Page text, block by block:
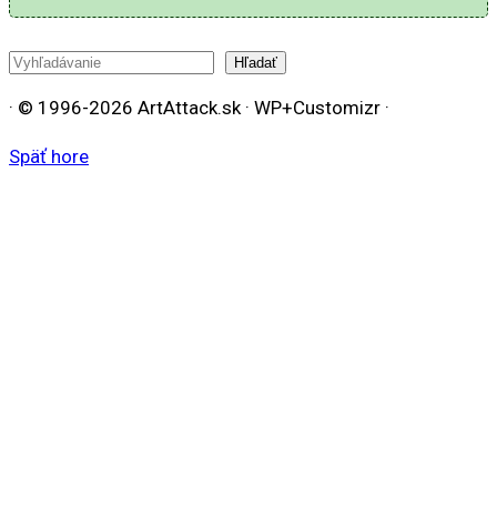
Hľadať Hľadať
· © 1996-2026 ArtAttack.sk · WP+Customizr ·
Späť hore